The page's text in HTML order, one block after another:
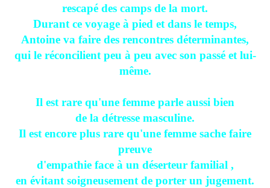
rescapé des camps de la mort.
Durant ce voyage à pied et dans le temps,
Antoine va faire des rencontres déterminantes,
qui le réconcilient peu à peu avec son passé et lui-
même.
Il est rare qu'une femme parle aussi bien
de la détresse masculine.
Il est encore plus rare qu'une femme sache faire
preuve
d'empathie face à un déserteur familial ,
en évitant soigneusement de porter un jugement.